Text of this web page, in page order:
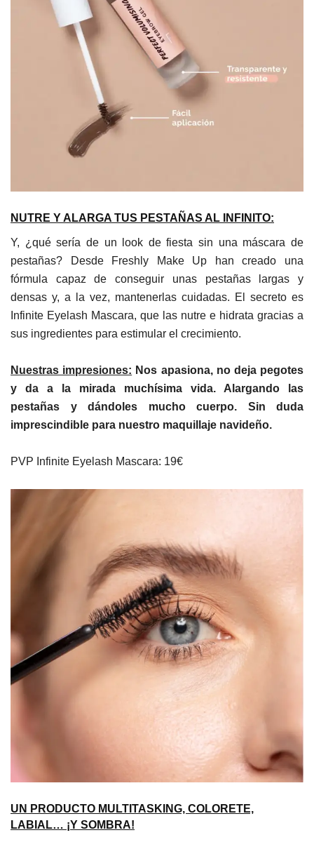
NUTRE Y ALARGA TUS PESTAÑAS AL INFINITO:
Y, ¿qué sería de un look de fiesta sin una máscara de
pestañas? Desde Freshly Make Up han creado una
fórmula capaz de conseguir unas pestañas largas y
densas y, a la vez, mantenerlas cuidadas. El secreto es
Infinite Eyelash Mascara, que las nutre e hidrata gracias a
sus ingredientes para estimular el crecimiento.
Nuestras impresiones: Nos apasiona, no deja pegotes
y da a la mirada muchísima vida. Alargando las
pestañas y dándoles mucho cuerpo. Sin duda
imprescindible para nuestro maquillaje navideño.
PVP Infinite Eyelash Mascara: 19€
UN PRODUCTO MULTITASKING, COLORETE,
LABIAL… ¡Y SOMBRA!